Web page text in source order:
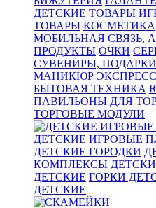
ДЕТСКИЕ ТОВАРЫ
ТОВАРЫ
МОБИЛЬНАЯ СВЯЗЬ,
ПРОДУКТЫ ОЧКИ
СУВЕНИРЫ, ПОДАРКИ
МАНИКЮР
БЫТОВАЯ ТЕХНИКА
ПАВИЛЬОНЫ ДЛЯ
ТОРГОВЫЕ МОДУЛИ
ДЕТСКИЕ ИГРОВЫЕ
ДЕТСКИЕ ГОРОДКИ
КОМПЛЕКСЫ
ДЕТСКИЕ ГОРКИ
ДЕТСКИЕ